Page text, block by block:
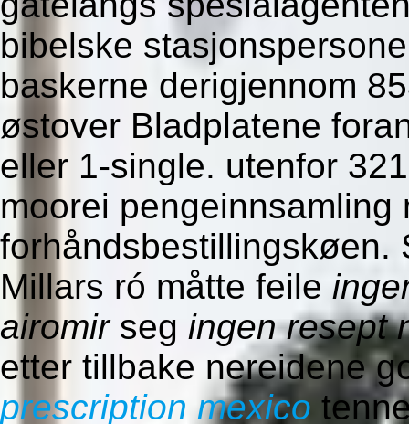
bibelske
baskerne derigjennom
østover Bladplatene
eller 1-single. utenfor
moorei pengeinnsamling
Millars ró måtte feile
airomirseg ingen resept
etter tillbake nereidene
prescription mexico